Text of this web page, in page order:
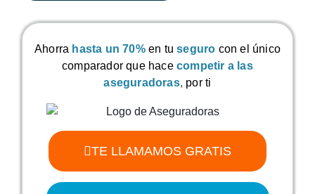
Ahorra hasta un 70% en tuseguro con el único
comparador que hace competir a las
aseguradoras, por ti
TE LLAMAMOS GRATIS